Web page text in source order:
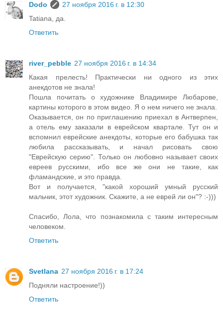
Dodo
27 ноября 2016 г. в 12:30
Tatiana, да.
Ответить
river_pebble 27 ноября 2016 г. в 14:34
Какая прелесть! Практически ни одного из этих
анекдотов не знала!
Пошла почитать о художнике Владимире Любарове,
картины которого в этом видео. Я о нем ничего не знала.
Оказывается, он по приглашению приехал в Антверпен,
а отель ему заказали в еврейском квартале. Тут он и
вспомнил еврейские анекдоты, которые его бабушка так
любила рассказывать, и начал рисовать свою
"Еврейскую серию". Только он любовно называет своих
евреев русскими, ибо все же они не такие, как
фламандские, и это правда.
Вот и получается, "какой хороший умный русский
мальчик, этот художник. Скажите, а не еврей ли он"? :-)))
Спасибо, Лола, что познакомила с таким интересным
человеком.
Ответить
Svetlana 27 ноября 2016 г. в 17:24
Подняли настроение!))
Ответить